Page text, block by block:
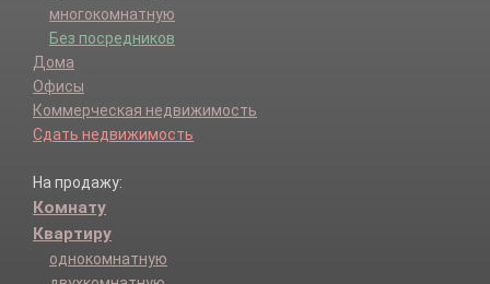
многокомнатную
Без посредников
Дома
Офисы
Коммерческая недвижимость
Сдать недвижимость
На продажу:
Комнату
Квартиру
однокомнатную